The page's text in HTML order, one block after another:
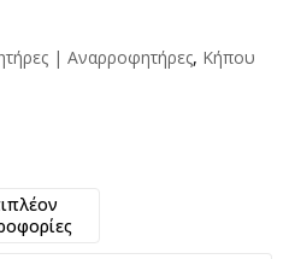
| Αναρροφητήρες, Κήπου